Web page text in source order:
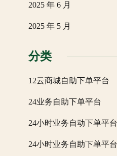
2025 年 6 月
2025 年 5 月
分类
12云商城自助下单平台
24业务自助下单平台
24小时业务自动下单平台
24小时业务自助下单平台